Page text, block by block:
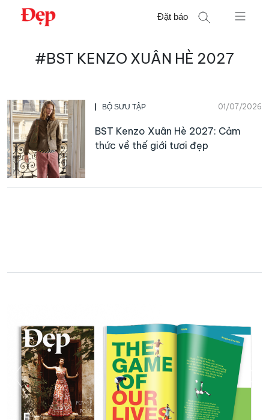
Chuyển
Đặt báo
kiếm#BST KENZO XUÂN HÈ 2027
BỘ SƯU TẬP 01/07/2026
BST Kenzo Xuân Hè 2027: Cảm
thức về thế giới tươi đẹp